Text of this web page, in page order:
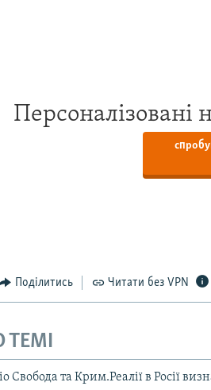
Персоналізовані
Поділитись Читати без VPN
ТЕМІ
Свобода та Крим.Реалії в Росії